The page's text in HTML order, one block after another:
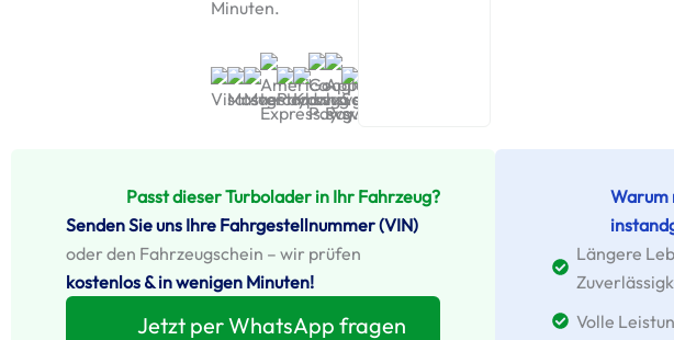
Minuten.
Passt dieser Turbolader in Ihr Fahrzeug?
Senden Sie uns Ihre Fahrgestellnummer (VIN)
oder den Fahrzeugschein – wir prüfen
kostenlos & in wenigen Minuten!
Jetzt per WhatsApp fragen
Warum
Längere
Volle